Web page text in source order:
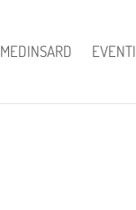
MEDINSARD EVENTI